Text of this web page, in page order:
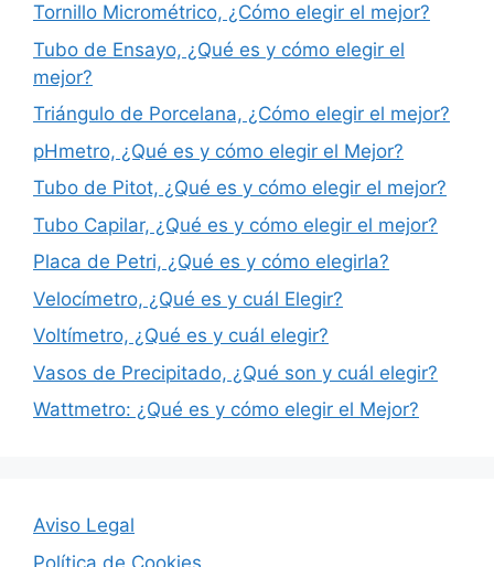
Tornillo Micrométrico, ¿Cómo elegir el mejor?
Tubo de Ensayo, ¿Qué es y cómo elegir el
mejor?
Triángulo de Porcelana, ¿Cómo elegir el mejor?
pHmetro, ¿Qué es y cómo elegir el Mejor?
Tubo de Pitot, ¿Qué es y cómo elegir el mejor?
Tubo Capilar, ¿Qué es y cómo elegir el mejor?
Placa de Petri, ¿Qué es y cómo elegirla?
Velocímetro, ¿Qué es y cuál Elegir?
Voltímetro, ¿Qué es y cuál elegir?
Vasos de Precipitado, ¿Qué son y cuál elegir?
Wattmetro: ¿Qué es y cómo elegir el Mejor?
Aviso Legal
Política de Cookies